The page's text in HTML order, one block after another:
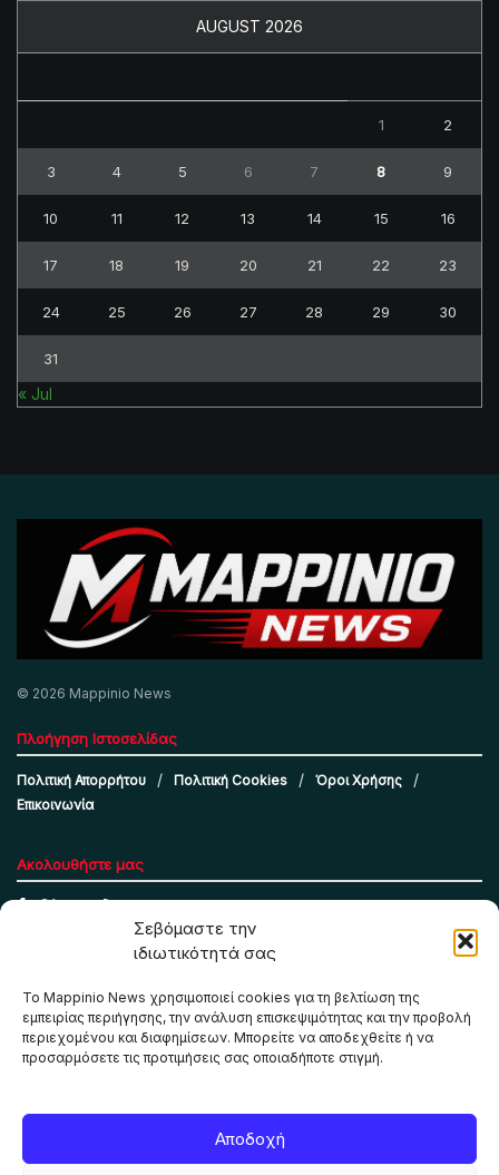
Σεβόμαστε την
ιδιωτικότητά σας
Το Mappinio News χρησιμοποιεί cookies για τη βελτίωση της
εμπειρίας περιήγησης, την ανάλυση επισκεψιμότητας και την προβολή
περιεχομένου και διαφημίσεων. Μπορείτε να αποδεχθείτε ή να
προσαρμόσετε τις προτιμήσεις σας οποιαδήποτε στιγμή.
Αποδοχή
AUGUST 2026
1 2
3 4 5 6 7 8 9
10 11 12 13 14 15 16
17 18 19 20 21 22 23
24 25 26 27 28 29 30
31
« Jul
© 2026 Mappinio News
Πλοήγηση Ιστοσελίδας
Πολιτική Απορρήτου Πολιτική Cookies
Όροι Χρήσης
Επικοινωνία
Ακολουθήστε μας
Το Mappinio.net χρησιμοποιεί cookies για τη σωστή
λειτουργία της ιστοσελίδας, την ανάλυση επισκεψιμότητας